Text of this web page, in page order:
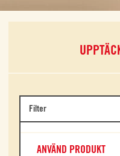
Filter
ANVÄND PRODUKT